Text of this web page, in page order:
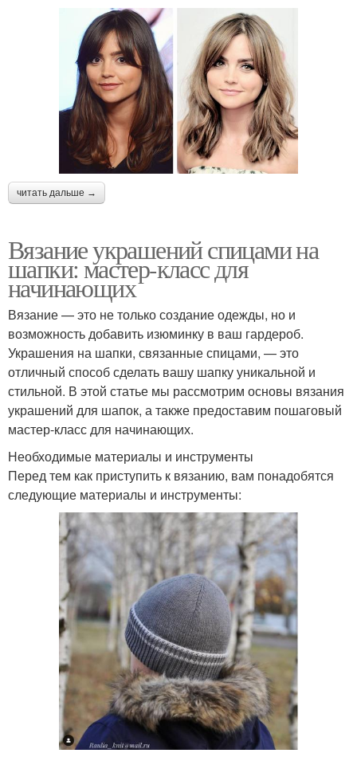
читать дальше →
Вязание украшений спицами на
шапки: мастер-класс для
начинающих
Вязание — это не только создание одежды, но и
возможность добавить изюминку в ваш гардероб.
Украшения на шапки, связанные спицами, — это
отличный способ сделать вашу шапку уникальной и
стильной. В этой статье мы рассмотрим основы вязания
украшений для шапок, а также предоставим пошаговый
мастер-класс для начинающих.
Необходимые материалы и инструменты
Перед тем как приступить к вязанию, вам понадобятся
следующие материалы и инструменты: